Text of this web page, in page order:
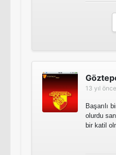
13 yıl önce
Başarılı
olurdu
bir katil